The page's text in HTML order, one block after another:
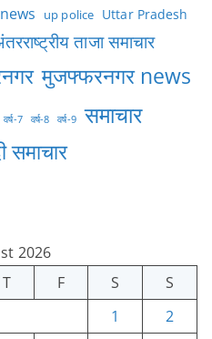
up police Uttar Pradesh
ताजा समाचार
मुजफ्फरनगर news
वर्ष-7 वर्ष-8 वर्ष-9 समाचार
समाचार
2026
T F S
S
1
2